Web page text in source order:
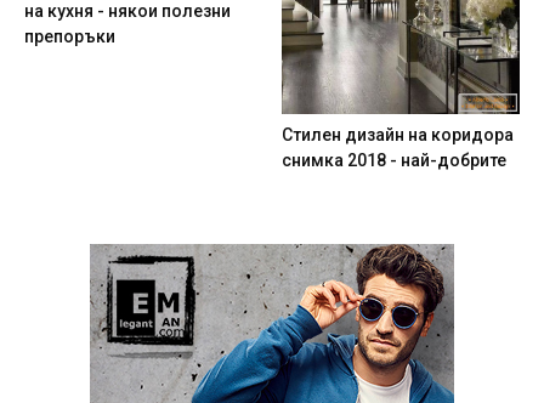
на кухня - някои полезни
препоръки
Стилен дизайн на коридора
снимка 2018 - най-добрите